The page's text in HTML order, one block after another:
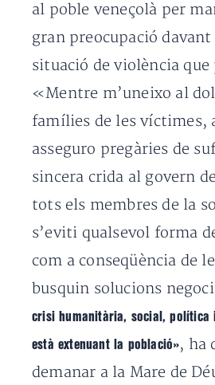
al poble veneçolà per
gran preocupació
situació de violència
«Mentre m’uneixo al
famílies de les víctimes,
asseguro pregàries de
sincera crida al govern
tots els membres de la
s’eviti qualsevol forma
com a conseqüència de
busquin solucions
crisi humanitària, social, política
està extenuant la població», ha
demanar a la Mare de